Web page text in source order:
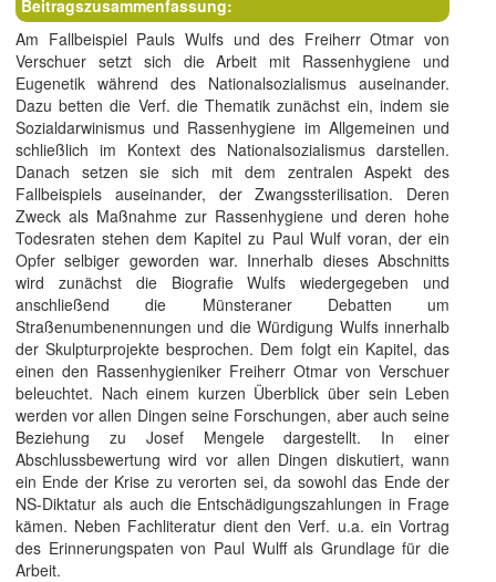
Beitragszusammenfassung:
Am Fallbeispiel Pauls Wulfs und des Freiherr Otmar von
Verschuer setzt sich die Arbeit mit Rassenhygiene und
Eugenetik während des Nationalsozialismus auseinander.
Dazu betten die Verf. die Thematik zunächst ein, indem sie
Sozialdarwinismus und Rassenhygiene im Allgemeinen und
schließlich im Kontext des Nationalsozialismus darstellen.
Danach setzen sie sich mit dem zentralen Aspekt des
Fallbeispiels auseinander, der Zwangssterilisation. Deren
Zweck als Maßnahme zur Rassenhygiene und deren hohe
Todesraten stehen dem Kapitel zu Paul Wulf voran, der ein
Opfer selbiger geworden war. Innerhalb dieses Abschnitts
wird zunächst die Biografie Wulfs wiedergegeben und
anschließend die Münsteraner Debatten um
Straßenumbenennungen und die Würdigung Wulfs innerhalb
der Skulpturprojekte besprochen. Dem folgt ein Kapitel, das
einen den Rassenhygieniker Freiherr Otmar von Verschuer
beleuchtet. Nach einem kurzen Überblick über sein Leben
werden vor allen Dingen seine Forschungen, aber auch seine
Beziehung zu Josef Mengele dargestellt. In einer
Abschlussbewertung wird vor allen Dingen diskutiert, wann
ein Ende der Krise zu verorten sei, da sowohl das Ende der
NS-Diktatur als auch die Entschädigungszahlungen in Frage
kämen. Neben Fachliteratur dient den Verf. u.a. ein Vortrag
des Erinnerungspaten von Paul Wulff als Grundlage für die
Arbeit.